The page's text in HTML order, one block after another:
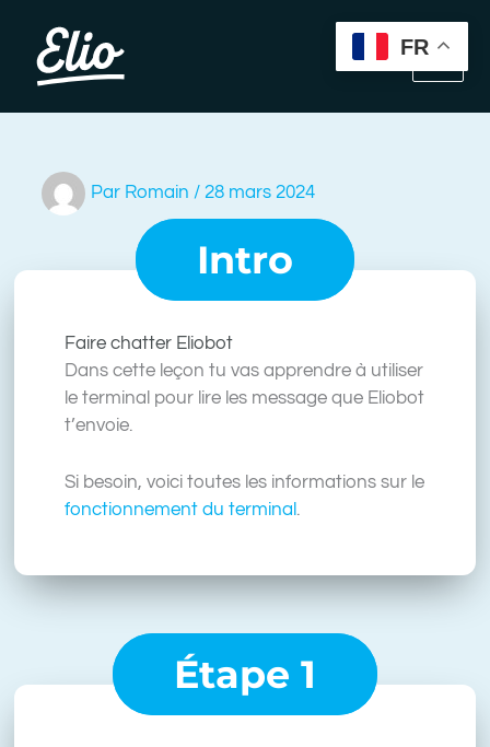
contenu
Par Romain /28 mars 2024
Intro
Faire chatter Eliobot
Dans cette leçon tu vas apprendre à utiliser
le terminal pour lire les message que Eliobot
t’envoie.
Si besoin, voici toutes les informations sur le
fonctionnement du terminal .
Étape 1
FR